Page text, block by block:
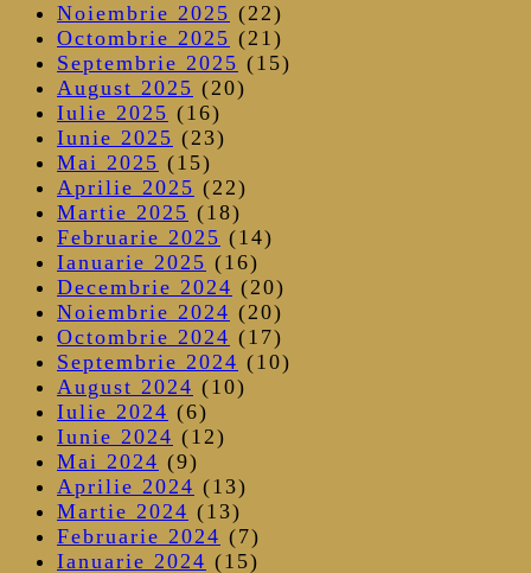
Noiembrie 2025 (22)
Octombrie 2025 (21)
Septembrie 2025 (15)
August 2025 (20)
Iulie 2025 (16)
Iunie 2025 (23)
Mai 2025 (15)
Aprilie 2025 (22)
Martie 2025 (18)
Februarie 2025 (14)
Ianuarie 2025 (16)
Decembrie 2024 (20)
Noiembrie 2024 (20)
Octombrie 2024 (17)
Septembrie 2024 (10)
August 2024 (10)
Iulie 2024 (6)
Iunie 2024 (12)
Mai 2024 (9)
Aprilie 2024 (13)
Martie 2024 (13)
Februarie 2024 (7)
Ianuarie 2024 (15)